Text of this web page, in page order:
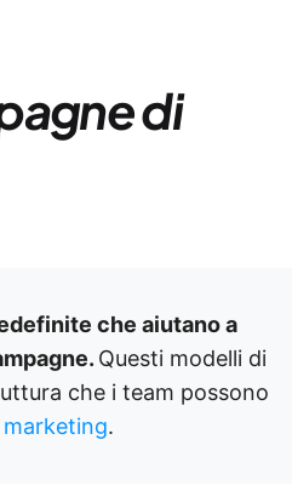
di
che aiutano a
Questi modelli di
che i team possono
marketing.